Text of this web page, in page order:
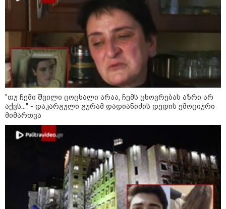
19:42 / 06-08-2026
"იმნაძემ მის მეგობრებს
ალექსანდრე გაბაშვილს და
გიორგი მალანიას უთხრა,
თითქოსდა მისი მასწავლებელი,
გიგა ავალიანი ზედმეტ
ყურადღებას იჩენდა მის
მიმართ, რითაც გაბაშვილი
წააქეზა" - პროკურატურა
19:33 / 06-08-2026
რა სასჯელი ემუქრება ნია
19:30 / 06-08-2026
გიგა ავალიანის საქმეზე ნია
იმნაძეს და ანასტასია
ბერუაშვილს ბრალდება
წარუდგინეს
"თუ ჩემი შვილი ცოცხალი არაა, ჩემს ცხოვრებას აზრი არ
აქვს..." - დაკარგული გურამ დადიანიძის დედის ემოციური
მიმართვა